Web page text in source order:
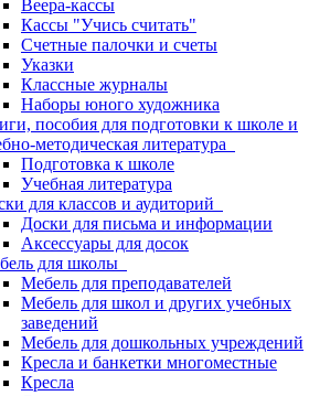
Веера-кассы
Кассы "Учись считать"
Счетные палочки и счеты
Указки
Классные журналы
Наборы юного художника
пособия для подготовки к школе и
методическая литература
Подготовка к школе
Учебная литература
для классов и аудиторий
Доски для письма и информации
Аксессуары для досок
для школы
Мебель для преподавателей
Мебель для школ и других учебных
заведений
Мебель для дошкольных учреждений
Кресла и банкетки многоместные
Кресла